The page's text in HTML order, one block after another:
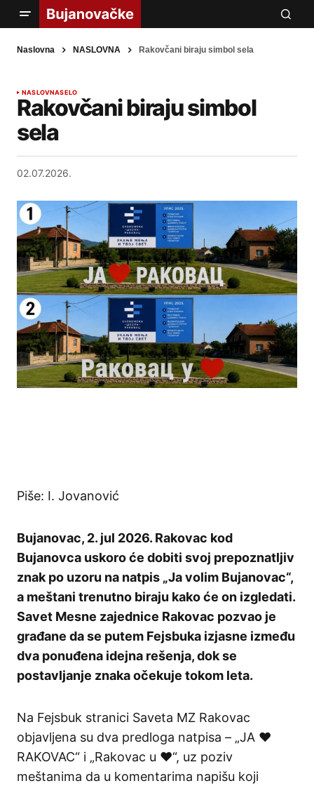
Naslovna NASLOVNA Rakovčani biraju simbol sela
NASLOVNASELO
Rakovčani biraju simbol
sela
02.07.2026.
Piše: I. Jovanović
Bujanovac, 2. jul 2026. Rakovac kod
Bujanovca uskoro će dobiti svoj prepoznatljiv
znak po uzoru na natpis „Ja volim Bujanovac“,
a meštani trenutno biraju kako će on izgledati.
Savet Mesne zajednice Rakovac pozvao je
građane da se putem Fejsbuka izjasne između
dva ponuđena idejna rešenja, dok se
postavljanje znaka očekuje tokom leta.
Na Fejsbuk stranici Saveta MZ Rakovac
objavljena su dva predloga natpisa – „JA ❤
RAKOVAC“ i „Rakovac u ❤“, uz poziv
meštanima da u komentarima napišu koji